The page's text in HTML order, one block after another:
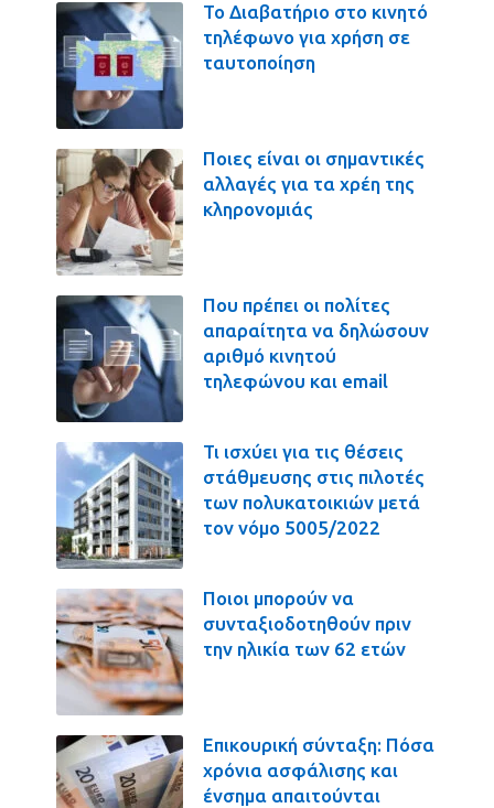
Το Διαβατήριο στο κινητό
τηλέφωνο για χρήση σε
ταυτοποίηση
Ποιες είναι οι σημαντικές
αλλαγές για τα χρέη της
κληρονομιάς
Που πρέπει οι πολίτες
απαραίτητα να δηλώσουν
αριθμό κινητού
τηλεφώνου και email
Τι ισχύει για τις θέσεις
στάθμευσης στις πιλοτές
των πολυκατοικιών μετά
τον νόμο 5005/2022
Ποιοι μπορούν να
συνταξιοδοτηθούν πριν
την ηλικία των 62 ετών
Επικουρική σύνταξη: Πόσα
χρόνια ασφάλισης και
ένσημα απαιτούνται